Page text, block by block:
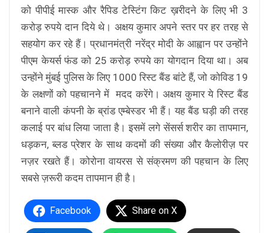
को पीपीई मास्क और रैपिड टेस्टिंग किट ख़रीदने के लिए भी 3
करोड़ रुपये दान दिये थे। अक्षय कुमार अपने स्तर पर हर तरह से
सहयोग कर रहे हैं। प्रधानमंत्री नरेंद्र मोदी के आह्वान पर उन्होंने
पीएम केयर्स फंड को 25 करोड़ रुपये का योगदान दिया था। अब
उन्होंने मुंबई पुलिस के लिए 1000 रिस्ट बैंड बांटे हैं, जो कोविड 19
के लक्षणों को पहचानने में मदद करेंगे। अक्षय कुमार ये रिस्ट बैंड
बनाने वाली कंपनी के ब्रांड एम्बेस्डर भी हैं। यह बैंड घड़ी की तरह
कलाई पर बांध लिया जाता है। इसमें लगे सेंसर्स शरीर का तापमान,
धड़कन, ब्लड प्रेशर के साथ कदमों की संख्या और कैलोरीज़ पर
नज़र रखते हैं। कोरोना वायरस से संक्रमण की पहचान के लिए
सबसे ज़रूरी कदम तापमान ही है।
Facebook Share on X